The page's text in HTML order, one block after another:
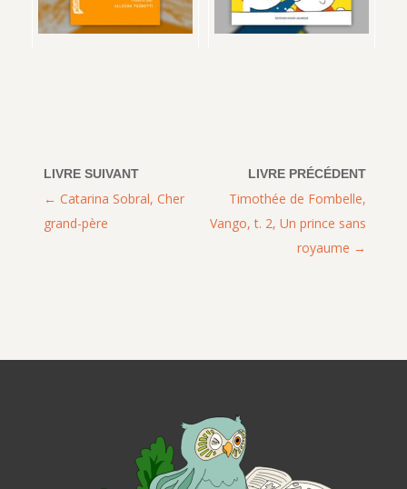
Timothée de Fombelle,
Vango, t. 2, Un prince sans
royaume
Catarina Sobral, Cher
grand-père